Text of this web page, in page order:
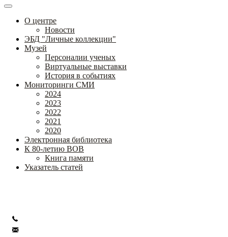
О центре
Новости
ЭБД "Личные коллекции"
Музей
Персоналии ученых
Виртуальные выставки
История в событиях
Мониторинги СМИ
2024
2023
2022
2021
2020
Электронная библиотека
К 80-летию ВОВ
Книга памяти
Указатель статей